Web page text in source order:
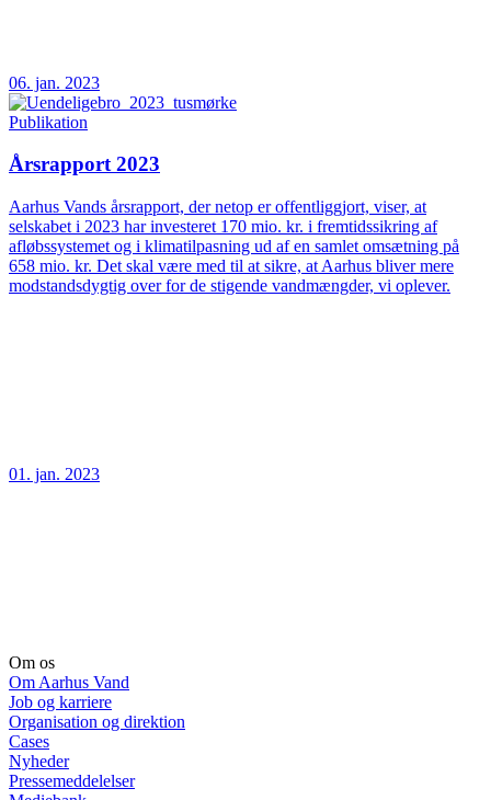
06. jan. 2023
Publikation
Årsrapport 2023
Aarhus Vands årsrapport, der netop er offentliggjort, viser, at
selskabet i 2023 har investeret 170 mio. kr. i fremtidssikring af
afløbssystemet og i klimatilpasning ud af en samlet omsætning på
658 mio. kr. Det skal være med til at sikre, at Aarhus bliver mere
modstandsdygtig over for de stigende vandmængder, vi oplever.
01. jan. 2023
Om os
Om Aarhus Vand
Job og karriere
Organisation og direktion
Cases
Nyheder
Pressemeddelelser